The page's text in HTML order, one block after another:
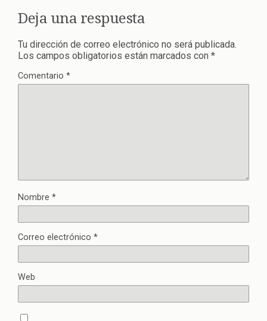
Deja una respuesta
Tu dirección de correo electrónico no será publicada.
Los campos obligatorios están marcados con *
Comentario *
Nombre *
Correo electrónico *
Web